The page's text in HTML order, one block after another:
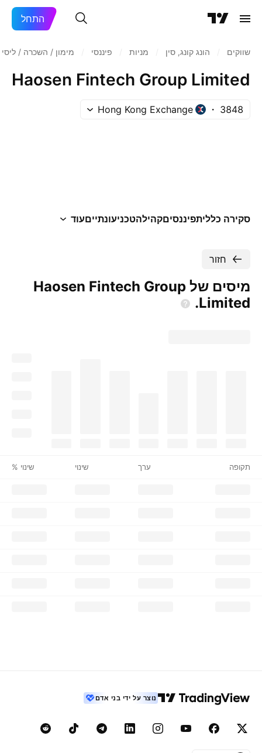
התחל
שווקים הונג קונג, סין מניות‏ פיננסי מימון / השכרה /
Haosen Fintech Group Limited
3848
Hong Kong Exchange
סקירה כלליתפיננסיםקהילהטכניעונתייםעוד
חזור
מיסים של Haosen Fintech Group
Limited.
תקופה ערך שינוי שינוי %
נוצר על ידי בני אדם